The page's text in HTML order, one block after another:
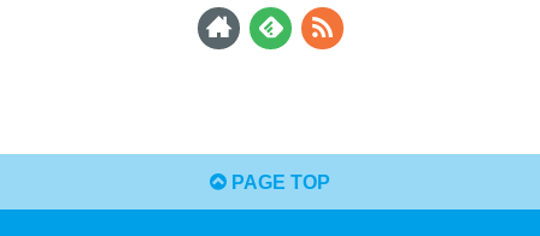
PAGE TOP